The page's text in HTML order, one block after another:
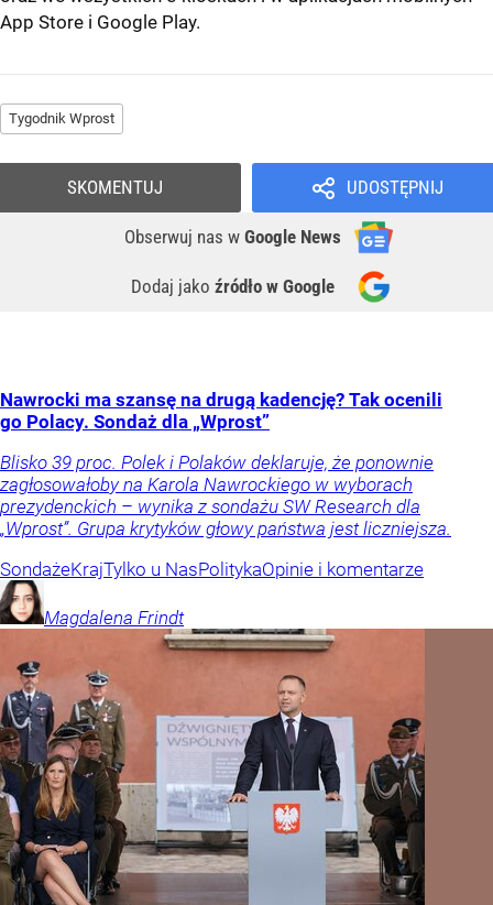
App Store i Google Play.
Tygodnik Wprost
UDOSTĘPNIJ
Obserwuj nas w Google News
Dodaj jako źródło w Google
SKOMENTUJ
Nawrocki ma szansę na drugą kadencję? Tak ocenili
go Polacy. Sondaż dla „Wprost”
Blisko 39 proc. Polek i Polaków deklaruje, że ponownie
zagłosowałoby na Karola Nawrockiego w wyborach
prezydenckich – wynika z sondażu SW Research dla
„Wprost”. Grupa krytyków głowy państwa jest liczniejsza.
SondażeKrajTylko u NasPolitykaOpinie i komentarze
Magdalena Frindt